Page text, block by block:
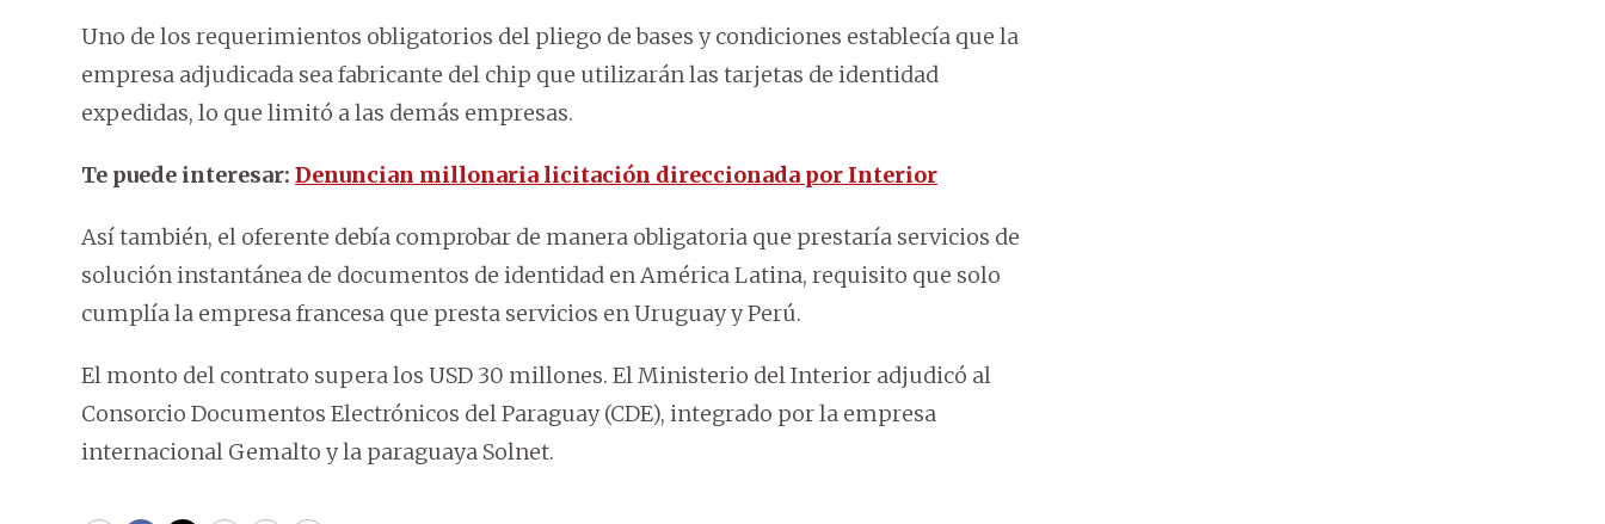
Uno de los requerimientos obligatorios del pliego de bases y condiciones establecía que la
empresa adjudicada sea fabricante del chip que utilizarán las tarjetas de identidad
expedidas, lo que limitó a las demás empresas.
Te puede interesar: Denuncian millonaria licitación direccionada por Interior
Así también, el oferente debía comprobar de manera obligatoria que prestaría servicios de
solución instantánea de documentos de identidad en América Latina, requisito que solo
cumplía la empresa francesa que presta servicios en Uruguay y Perú.
El monto del contrato supera los USD 30 millones. El Ministerio del Interior adjudicó al
Consorcio Documentos Electrónicos del Paraguay (CDE), integrado por la empresa
internacional Gemalto y la paraguaya Solnet.